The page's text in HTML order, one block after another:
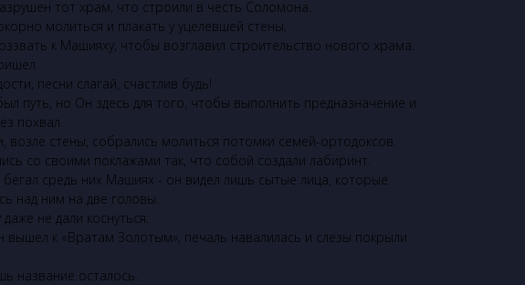
тот храм, что строили в честь Соломона.
молиться и плакать у уцелевшей стены,
к Машияху, чтобы возглавил строительство нового храма.
песни слагай, счастлив будь!
путь, но Он здесь для того, чтобы выполнить предназначение и
похвал.
возле стены, собрались молиться потомки семей-ортодоксов.
со своими поклажами так, что собой создали лабиринт.
средь них Машиях - он видел лишь сытые лица, которые
над ним на две головы.
не дали коснуться.
вышел к «Вратам Золотым», печаль навалилась и слезы покрыли
название осталось.